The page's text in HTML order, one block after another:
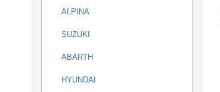
ALPINA
SUZUKI
ABARTH
HYUNDAI